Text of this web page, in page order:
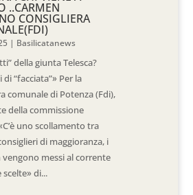
..CARMEN
CONSIGLIERA
| Basilicatanews
della giunta Telesca?
“facciata”» Per la
comunale di Potenza (Fdi),
della commissione
uno scollamento tra
di maggioranza, i
messi al corrente
di...